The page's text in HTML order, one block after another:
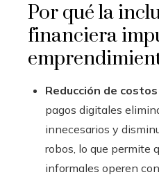
Por qué la
financiera
Reducción de
pagos digitales
innecesarios y
robos, lo que permite
informales operen